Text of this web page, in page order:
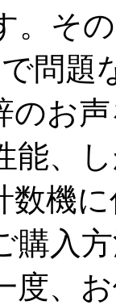
。そ
問
のお
能、
数機
購入
度、